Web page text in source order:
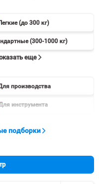
(до 300 кг)
(300-1000 кг)
еще
производства
инструмента
подборки